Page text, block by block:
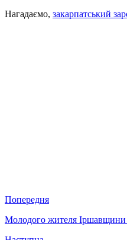
Нагадаємо, закарпатський
Попередня
Молодого жителя Іршавщини